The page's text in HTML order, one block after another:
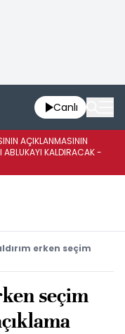
Canlı
AÇIKLANMASININ
ABLUKAYI KALDIRACAK -
erken seçim
seçim